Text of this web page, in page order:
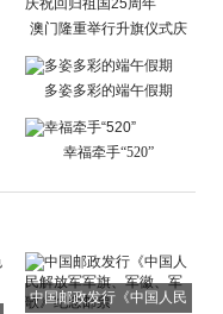
澳门隆重举行升旗仪式庆
祝回归祖国25周
多姿多彩的端午假期
幸福牵手“520”
中国邮政发行《中国人民